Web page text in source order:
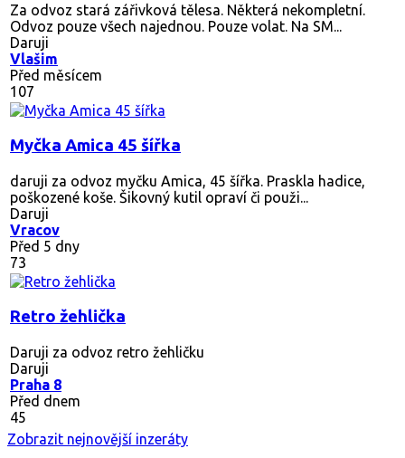
Za odvoz stará zářivková tělesa. Některá nekompletní.
Odvoz pouze všech najednou. Pouze volat. Na SM...
Daruji
Vlašim
Před měsícem
107
Myčka Amica 45 šířka
daruji za odvoz myčku Amica, 45 šířka. Praskla hadice,
poškozené koše. Šikovný kutil opraví či použi...
Daruji
Vracov
Před 5 dny
73
Retro žehlička
Daruji za odvoz retro žehličku
Daruji
Praha 8
Před dnem
45
Zobrazit nejnovější inzeráty